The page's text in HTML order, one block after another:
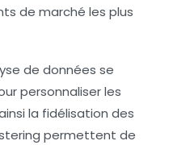
de marché les plus
de données se
personnaliser les
la fidélisation des
permettent de